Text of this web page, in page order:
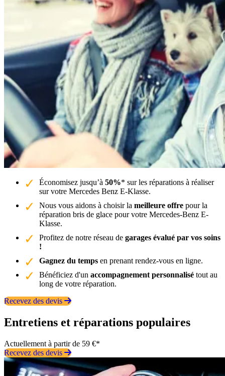
Économisez jusqu’à 50%* sur les réparations à réaliser
sur votre Mercedes Benz E-Klasse.
Nous vous aidons à choisir la meilleure offre pour la
réparation bris de glace pour votre Mercedes-Benz E-
Klasse.
Profitez de notre réseau de garages évalué par vos soins
!
Gagnez du temps en prenant rendez-vous en ligne.
Bénéficiez d'un accompagnement personnalisé tout au
long de votre réparation.
Recevez des devis
Entretiens et réparations populaires
Actuellement à partir de 59 €*
Recevez des devis